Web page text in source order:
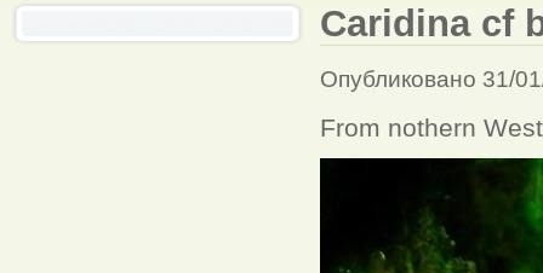
Caridina cf
Опубликовано 31/
From nothern